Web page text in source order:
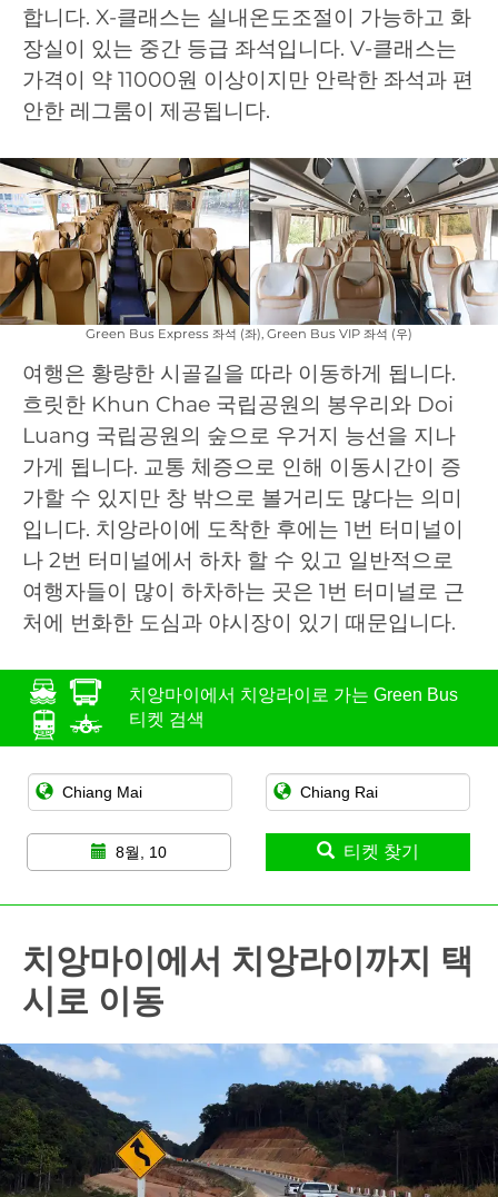
합니다. X-클래스는 실내온도조절이 가능하고 화
장실이 있는 중간 등급 좌석입니다. V-클래스는
가격이 약 11000원 이상이지만 안락한 좌석과 편
안한 레그룸이 제공됩니다.
Green Bus Express 좌석 (좌), Green Bus VIP 좌석 (우)
여행은 황량한 시골길을 따라 이동하게 됩니다.
흐릿한 Khun Chae 국립공원의 봉우리와 Doi
Luang 국립공원의 숲으로 우거지 능선을 지나
가게 됩니다. 교통 체증으로 인해 이동시간이 증
가할 수 있지만 창 밖으로 볼거리도 많다는 의미
입니다. 치앙라이에 도착한 후에는 1번 터미널이
나 2번 터미널에서 하차 할 수 있고 일반적으로
여행자들이 많이 하차하는 곳은 1번 터미널로 근
처에 번화한 도심과 야시장이 있기 때문입니다.
치앙마이에서 치앙라이로 가는 Green Bus
티켓 검색
8월, 10 티켓 찾기
치앙마이에서 치앙라이까지 택
시로 이동